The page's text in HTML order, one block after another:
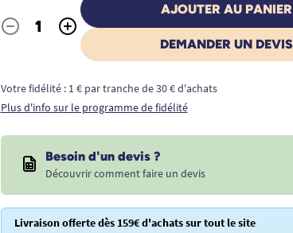
Quantité
- +
AJOUTER AU PANIER
DEMANDER UN DEVIS
Votre fidélité : 1 € par tranche de 30 € d'achats
Plus d'info sur le programme de fidélité
Besoin d'un devis ?
Découvrir comment faire un devis
Livraison offerte dès 159€ d'achats sur tout le site